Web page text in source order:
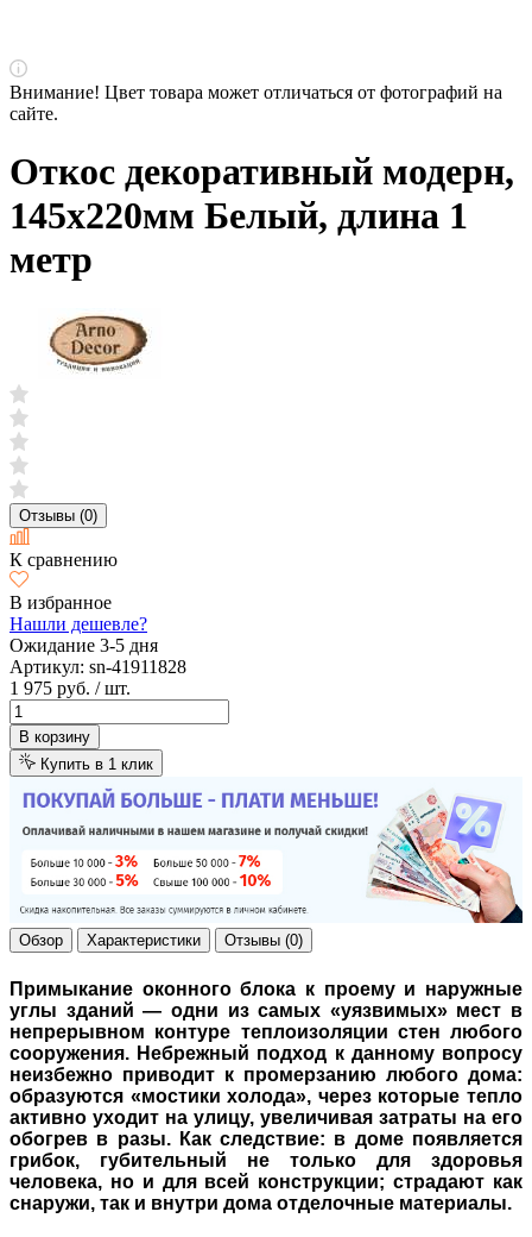
Внимание! Цвет товара может отличаться от фотографий на
сайте.
Откос декоративный модерн,
145х220мм Белый, длина 1
метр
Отзывы (0)
К сравнению
В избранное
Нашли дешевле?
Ожидание 3-5 дня
Артикул: sn-41911828
1 975 руб. / шт.
В корзину
Купить в 1 клик
Обзор Характеристики Отзывы (0)
Примыкание оконного блока к проему и наружные
углы зданий — одни из самых «уязвимых» мест в
непрерывном контуре теплоизоляции стен любого
сооружения. Небрежный подход к данному вопросу
неизбежно приводит к промерзанию любого дома:
образуются «мостики холода», через которые тепло
активно уходит на улицу, увеличивая затраты на его
обогрев в разы. Как следствие: в доме появляется
грибок, губительный не только для здоровья
человека, но и для всей конструкции; страдают как
снаружи, так и внутри дома отделочные материалы.